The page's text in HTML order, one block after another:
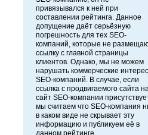
привязывался к ней при
составлении рейтинга. Данное
допущение даёт серьёзную
погрешность для тех SEO-
компаний, которые не
ссылку с главной страницы
клиентов. Однако, мы не можем
нарушать коммерческие
SEO-компаний. В случае, если
ссылка с продвигаемого сайта
сайт SEO-компании
мы считаем что SEO-компания
в каком виде не скрывает эту
информацию и публикуем её в
данном рейтинге.